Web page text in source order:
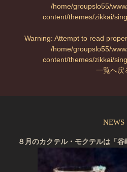
/home/groupslo55/
content/themes/zikkai/
Warning: Attempt to read
/home/groupslo55/
content/themes/zikkai/
一覧へ戻
NEWS
８月のカクテル・モクテルは「谷